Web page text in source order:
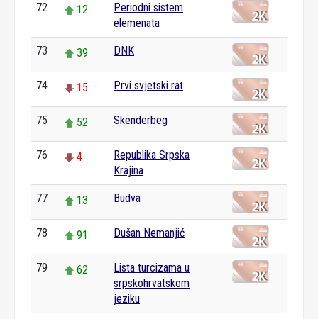
72 12
Periodni sistem
elemenata
73 39 DNK
74 15 Prvi svjetski rat
75 52 Skenderbeg
76 4
Republika Srpska
Krajina
77 13 Budva
78 91 Dušan Nemanjić
79 62
Lista turcizama u
srpskohrvatskom
jeziku